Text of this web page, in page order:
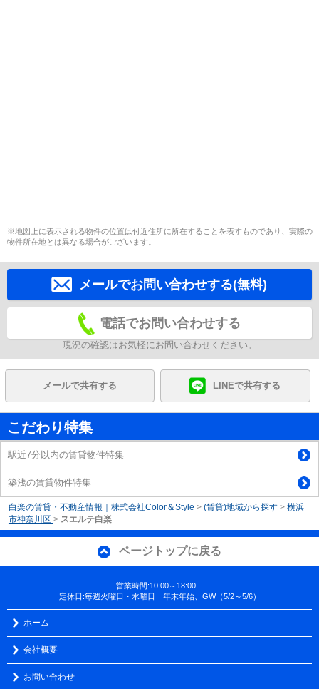
※地図上に表示される物件の位置は付近住所に所在することを表すものであり、実際の
物件所在地とは異なる場合がございます。
メールでお問い合わせする(無料)
電話でお問い合わせする
現況の確認はお気軽にお問い合わせください。
メールで共有する LINEで共有する
こだわり特集
駅近7分以内の賃貸物件特集
築浅の賃貸物件特集
白楽の賃貸・不動産情報｜株式会社Color＆Style > (賃貸)地域から探す > 横浜
市神奈川区 > スエルテ白楽
ページトップに戻る
営業時間:10:00～18:00
定休日:毎週火曜日・水曜日 年末年始、GW（5/2～5/6）
ホーム
会社概要
お問い合わせ